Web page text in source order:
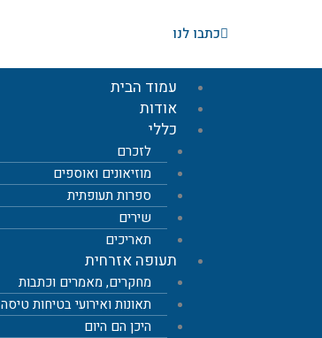
כתבו לנו
עמוד הבית
אודות
כללי
לזכרם
מוזיאונים ואוספים
ספרות תעופתית
שירים
תאריכים
תעופה אזרחית
מחקרים, מאמרים וכתבות
תאונות ואירועי בטיחות טיסה
היכן הם היום